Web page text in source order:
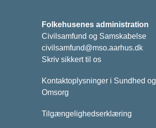
Folkehusenes administration
Civilsamfund og Samskabelse
civilsamfund@mso.aarhus.dk
Skriv sikkert til os
Kontaktoplysninger i Sundhed og
Omsorg
Tilgængelighedserklæring